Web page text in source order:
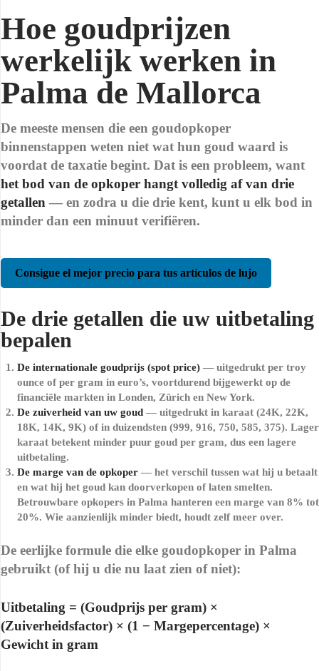
Hoe goudprijzen
werkelijk werken in
Palma de Mallorca
De meeste mensen die een goudopkoper
binnenstappen weten niet wat hun goud waard is
voordat de taxatie begint. Dat is een probleem, want
het bod van de opkoper hangt volledig af van drie
getallen — en zodra u die drie kent, kunt u elk bod in
minder dan een minuut verifiëren.
Consigue el mejor precio para tus artículos de lujo
De drie getallen die uw uitbetaling
bepalen
De internationale goudprijs (spot price)— uitgedrukt per troy
ounce of per gram in euro’s, voortdurend bijgewerkt op de
financiële markten in Londen, Zürich en New York.
De zuiverheid van uw goud— uitgedrukt in karaat (24K, 22K,
18K, 14K, 9K) of in duizendsten (999, 916, 750, 585, 375). Lager
karaat betekent minder puur goud per gram, dus een lagere
uitbetaling.
De marge van de opkoper— het verschil tussen wat hij u betaalt
en wat hij het goud kan doorverkopen of laten smelten.
Betrouwbare opkopers in Palma hanteren een marge van 8% tot
20%. Wie aanzienlijk minder biedt, houdt zelf meer over.
De eerlijke formule die elke goudopkoper in Palma
gebruikt (of hij u die nu laat zien of niet):
Uitbetaling = (Goudprijs per gram) ×
(Zuiverheidsfactor) × (1 − Margepercentage) ×
Gewicht in gram